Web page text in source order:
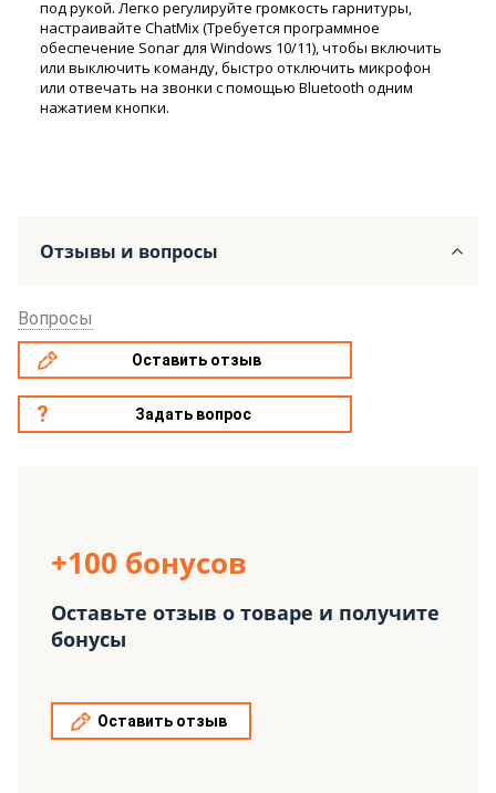
под рукой. Легко регулируйте громкость гарнитуры,
настраивайте ChatMix (Требуется программное
обеспечение Sonar для Windows 10/11), чтобы включить
или выключить команду, быстро отключить микрофон
или отвечать на звонки с помощью Bluetooth одним
нажатием кнопки.
Отзывы и вопросы
Вопросы
Оставить отзыв
Задать вопрос
+100 бонусов
Оставьте отзыв о товаре и получите
бонусы
Оставить отзыв